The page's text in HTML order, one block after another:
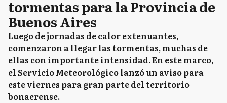
tormentas para la Provincia de
Buenos Aires
Luego de jornadas de calor extenuantes,
comenzaron a llegar las tormentas, muchas de
ellas con importante intensidad. En este marco,
el Servicio Meteorológico lanzó un aviso para
este viernes para gran parte del territorio
bonaerense.